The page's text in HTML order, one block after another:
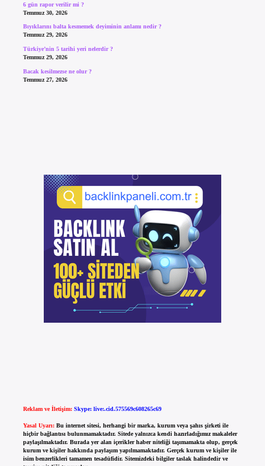
6 gün rapor verilir mi ?
Temmuz 30, 2026
Bıyıklarını balta kesmemek deyiminin anlamı nedir ?
Temmuz 29, 2026
Türkiye’nin 5 tarihi yeri nelerdir ?
Temmuz 29, 2026
Bacak kesilmezse ne olur ?
Temmuz 27, 2026
Reklam ve İletişim: Skype: live:.cid.575569c608265c69
Yasal Uyarı: Bu internet sitesi, herhangi bir marka, kurum veya şahıs şirketi ile
hiçbir bağlantısı bulunmamaktadır. Sitede yalnızca kendi hazırladığımız makaleler
paylaşılmaktadır. Burada yer alan içerikler haber niteliği taşımamakta olup, gerçek
kurum ve kişiler hakkında paylaşım yapılmamaktadır. Gerçek kurum ve kişiler ile
isim benzerlikleri tamamen tesadüfidir. Sitemizdeki bilgiler taslak halindedir ve